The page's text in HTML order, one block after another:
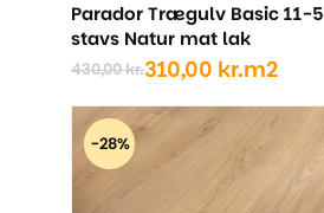
Parador Trægulv Basic 11-
stavs Natur mat lak
430,00kr.
Den
oprindelige
pris
var:
310,00 kr.
Den
aktuelle
pris
er:
m2
-28%